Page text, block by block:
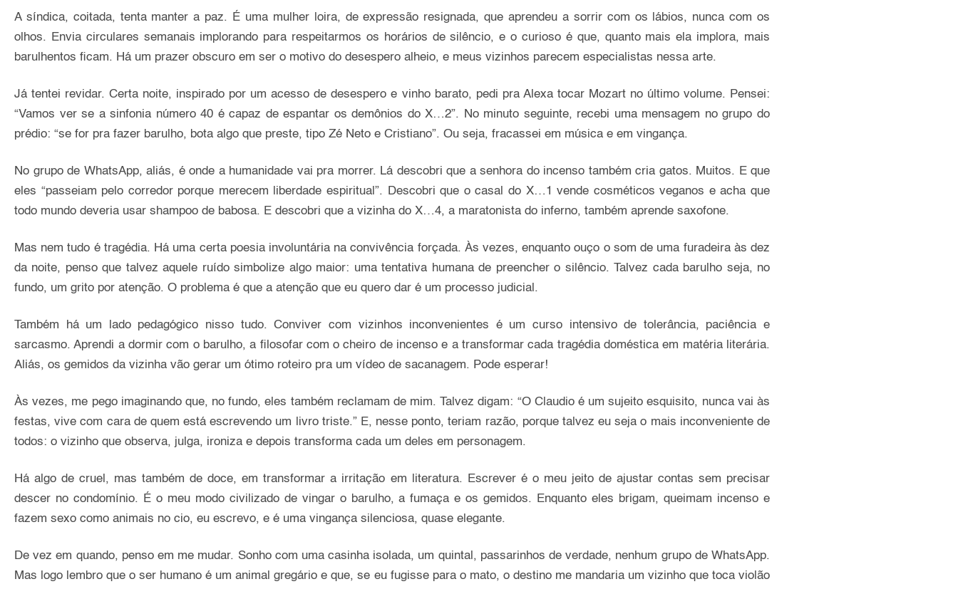
A síndica, coitada, tenta manter a paz. É uma mulher loira, de expressão resignada, que aprendeu a sorrir com os lábios, nunca com os
olhos. Envia circulares semanais implorando para respeitarmos os horários de silêncio, e o curioso é que, quanto mais ela implora, mais
barulhentos ficam. Há um prazer obscuro em ser o motivo do desespero alheio, e meus vizinhos parecem especialistas nessa arte.
Já tentei revidar. Certa noite, inspirado por um acesso de desespero e vinho barato, pedi pra Alexa tocar Mozart no último volume. Pensei:
“Vamos ver se a sinfonia número 40 é capaz de espantar os demônios do X…2”. No minuto seguinte, recebi uma mensagem no grupo do
prédio: “se for pra fazer barulho, bota algo que preste, tipo Zé Neto e Cristiano”. Ou seja, fracassei em música e em vingança.
No grupo de WhatsApp, aliás, é onde a humanidade vai pra morrer. Lá descobri que a senhora do incenso também cria gatos. Muitos. E que
eles “passeiam pelo corredor porque merecem liberdade espiritual”. Descobri que o casal do X…1 vende cosméticos veganos e acha que
todo mundo deveria usar shampoo de babosa. E descobri que a vizinha do X…4, a maratonista do inferno, também aprende saxofone.
Mas nem tudo é tragédia. Há uma certa poesia involuntária na convivência forçada. Às vezes, enquanto ouço o som de uma furadeira às dez
da noite, penso que talvez aquele ruído simbolize algo maior: uma tentativa humana de preencher o silêncio. Talvez cada barulho seja, no
fundo, um grito por atenção. O problema é que a atenção que eu quero dar é um processo judicial.
Também há um lado pedagógico nisso tudo. Conviver com vizinhos inconvenientes é um curso intensivo de tolerância, paciência e
sarcasmo. Aprendi a dormir com o barulho, a filosofar com o cheiro de incenso e a transformar cada tragédia doméstica em matéria literária.
Aliás, os gemidos da vizinha vão gerar um ótimo roteiro pra um vídeo de sacanagem. Pode esperar!
Às vezes, me pego imaginando que, no fundo, eles também reclamam de mim. Talvez digam: “O Claudio é um sujeito esquisito, nunca vai às
festas, vive com cara de quem está escrevendo um livro triste.” E, nesse ponto, teriam razão, porque talvez eu seja o mais inconveniente de
todos: o vizinho que observa, julga, ironiza e depois transforma cada um deles em personagem.
Há algo de cruel, mas também de doce, em transformar a irritação em literatura. Escrever é o meu jeito de ajustar contas sem precisar
descer no condomínio. É o meu modo civilizado de vingar o barulho, a fumaça e os gemidos. Enquanto eles brigam, queimam incenso e
fazem sexo como animais no cio, eu escrevo, e é uma vingança silenciosa, quase elegante.
De vez em quando, penso em me mudar. Sonho com uma casinha isolada, um quintal, passarinhos de verdade, nenhum grupo de WhatsApp.
Mas logo lembro que o ser humano é um animal gregário e que, se eu fugisse para o mato, o destino me mandaria um vizinho que toca violão